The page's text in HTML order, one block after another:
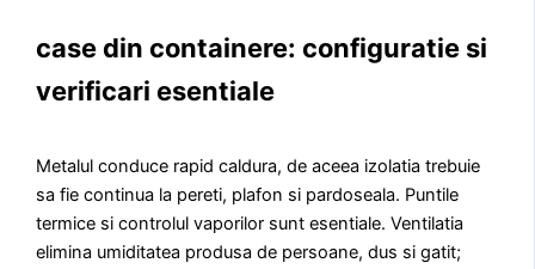
case din containere: configuratie si
verificari esentiale
Metalul conduce rapid caldura, de aceea izolatia trebuie
sa fie continua la pereti, plafon si pardoseala. Puntile
termice si controlul vaporilor sunt esentiale. Ventilatia
elimina umiditatea produsa de persoane, dus si gatit;